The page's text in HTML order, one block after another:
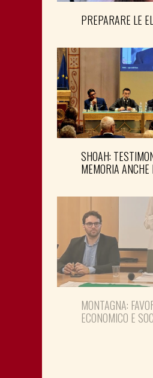
PREPARARE LE
SHOAH:
MEMORIA
MONTAGNA:
ECONOMICO E